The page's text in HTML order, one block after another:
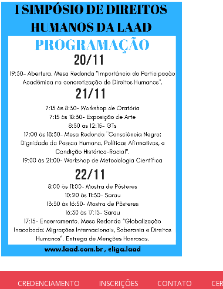
CREDENCIAMENTO INSCRIÇÕES CONTATO